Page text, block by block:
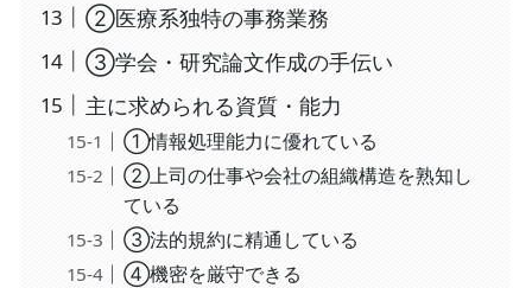
②医療系独特の事務業務
③学会・研究論文作成の手伝い
主に求められる資質・能力
①情報処理能力に優れている
②上司の仕事や会社の組織構造を熟知し
ている
③法的規約に精通している
④機密を厳守できる